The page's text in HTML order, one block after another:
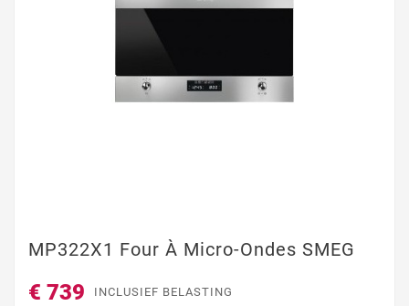
MP322X1 Four À Micro-Ondes SMEG
€ 739 INCLUSIEF BELASTING